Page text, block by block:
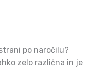
po naročilu?
zelo različna in je